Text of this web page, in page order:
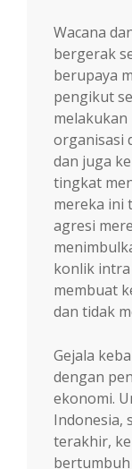
Wacana
bergerak
berupaya
pengikut
organisasi
dan juga
tingkat
mereka ini
agresi
konlik
membuat
dan tidak
Gejala
dengan
ekonomi.
Indonesia,
terakhir,